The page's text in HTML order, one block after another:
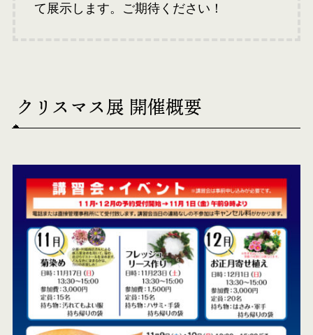
て展示します。ご期待ください！
クリスマス展 開催概要